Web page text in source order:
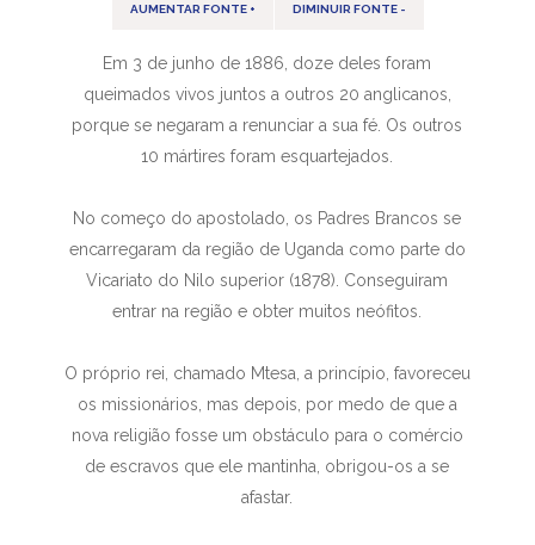
AUMENTAR FONTE + DIMINUIR FONTE -
Em 3 de junho de 1886, doze deles foram
queimados vivos juntos a outros 20 anglicanos,
porque se negaram a renunciar a sua fé. Os outros
10 mártires foram esquartejados.
No começo do apostolado, os Padres Brancos se
encarregaram da região de Uganda como parte do
Vicariato do Nilo superior (1878). Conseguiram
entrar na região e obter muitos neófitos.
O próprio rei, chamado Mtesa, a princípio, favoreceu
os missionários, mas depois, por medo de que a
nova religião fosse um obstáculo para o comércio
de escravos que ele mantinha, obrigou-os a se
afastar.